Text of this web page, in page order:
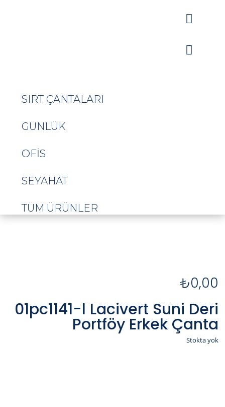


SIRT ÇANTALARI
GÜNLÜK
OFIS
SEYAHAT
TÜM ÜRÜNLER
₺0,00
01pc1141-l Lacivert Suni Deri
Portföy Erkek Çanta
Stokta yok